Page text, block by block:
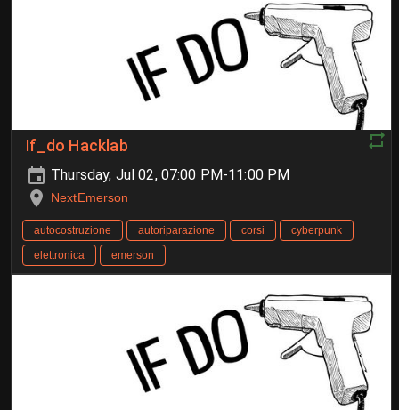
If_do Hacklab
Thursday, Jul 02, 07:00 PM-11:00 PM
NextEmerson
autocostruzione autoriparazione corsi
cyberpunk
elettronica
emerson